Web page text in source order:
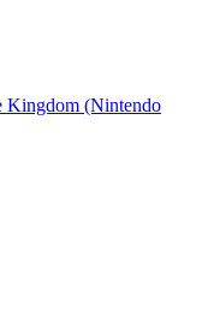
Kingdom (Nintendo